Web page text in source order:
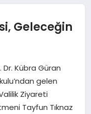
Geleceğin
Kübra Güran
gelen
Ziyareti
Tayfun Tıknaz